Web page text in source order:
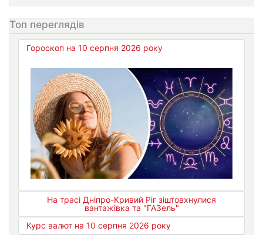
Топ переглядів
Гороскоп на 10 серпня 2026 року
На трасі Дніпро-Кривий Ріг зіштовхнулися
вантажівка та "ГАЗель"
Курс валют на 10 серпня 2026 року